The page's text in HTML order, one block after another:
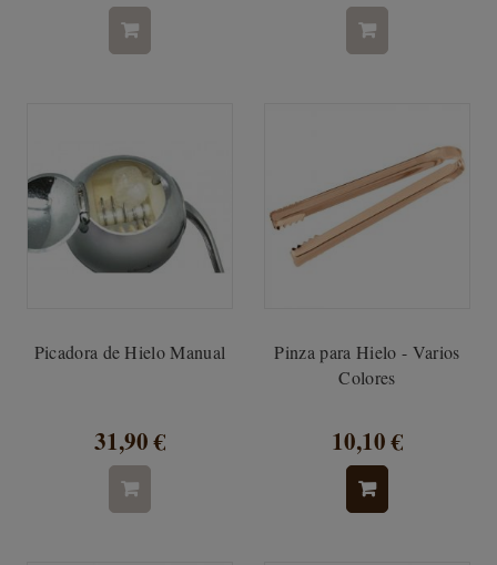
Picadora de Hielo Manual
31,90 €
Pinza para Hielo - Varios
Colores
10,10 €